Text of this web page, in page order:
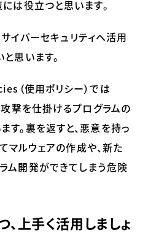
は役立つと思います。
イバーセキュリティへ活用
思います。
（使用ポリシー）では
撃を仕掛けるプログラムの
。裏を返すと、悪意を持っ
マルウェアの作成や、新た
ム開発ができてしまう危険
、上手く活用しましょ